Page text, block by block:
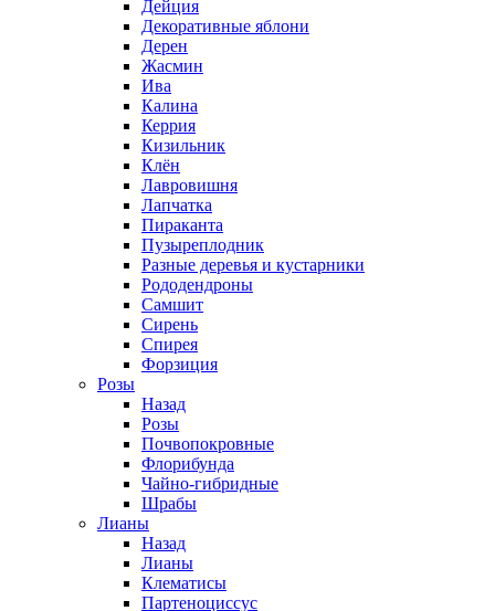
Дейция
Декоративные яблони
Дерен
Жасмин
Ива
Калина
Керрия
Кизильник
Клён
Лавровишня
Лапчатка
Пираканта
Пузыреплодник
Разные деревья и кустарники
Рододендроны
Самшит
Сирень
Спирея
Форзиция
Розы
Назад
Розы
Почвопокровные
Флорибунда
Чайно-гибридные
Шрабы
Лианы
Назад
Лианы
Клематисы
Партеноциссус